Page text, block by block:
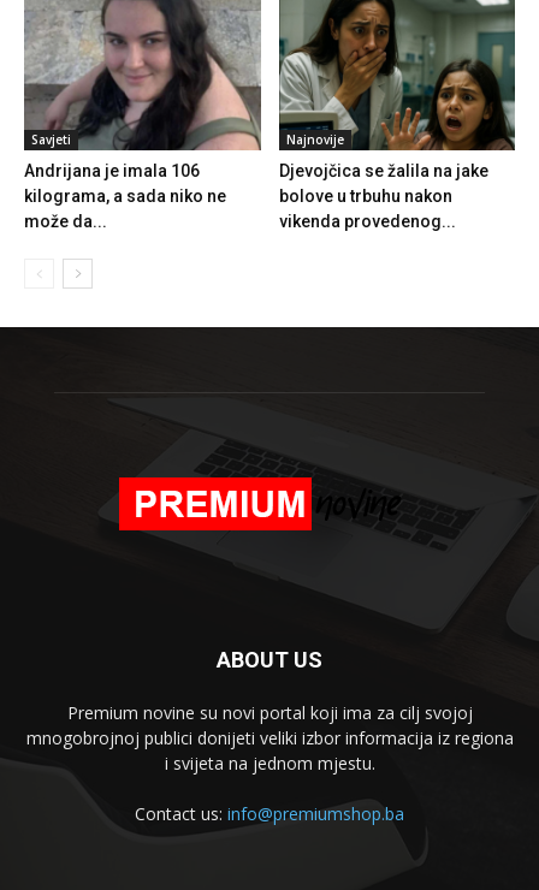
Savjeti
Andrijana je imala 106
kilograma, a sada niko ne
može da...
Najnovije
Djevojčica se žalila na jake
bolove u trbuhu nakon
vikenda provedenog...
ABOUT US
Premium novine su novi portal koji ima za cilj svojoj
mnogobrojnoj publici donijeti veliki izbor informacija iz regiona
i svijeta na jednom mjestu.
Contact us: info@premiumshop.ba